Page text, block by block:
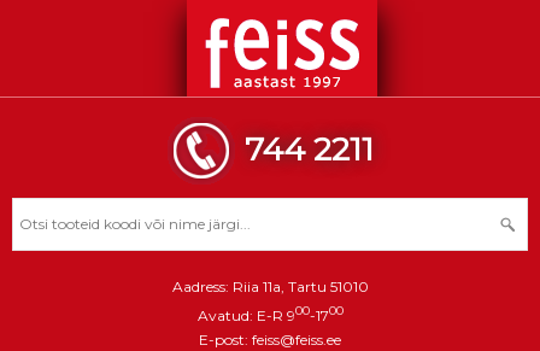
744 2211
Aadress: Riia 11a, Tartu 51010
Avatud: E-R 900-1700
E-post: feiss@feiss.ee